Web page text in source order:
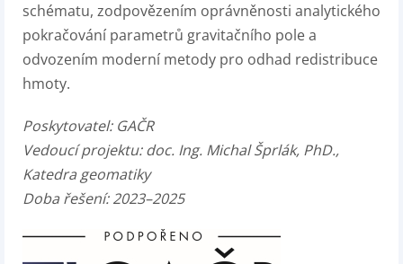
schématu, zodpovězením oprávněnosti analytického
pokračování parametrů gravitačního pole a
odvozením moderní metody pro odhad redistribuce
hmoty.
Poskytovatel: GAČR
Vedoucí projektu:doc. Ing. Michal Šprlák, PhD.,
Katedra geomatiky
Doba řešení: 2023–2025